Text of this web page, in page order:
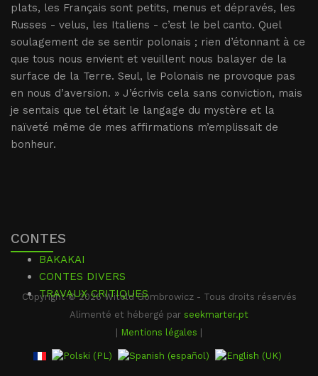
plats, les Français sont petits, menus et dépravés, les
Russes - velus, les Italiens - c’est le bel canto. Quel
soulagement de se sentir polonais ; rien d’étonnant à ce
que tous nous envient et veuillent nous balayer de la
surface de la Terre. Seul, le Polonais ne provoque pas
en nous d’aversion. » J’écrivis cela sans conviction, mais
je sentais que tel était le langage du mystère et la
naïveté même de mes affirmations m’emplissait de
bonheur.
CONTES
BAKAKAI
CONTES DIVERS
TRAVAUX CRITIQUES
Copyright © 2026 Witold Gombrowicz - Tous droits réservés
Alimenté et hébergé par seekmarter.pt
Mentions légales